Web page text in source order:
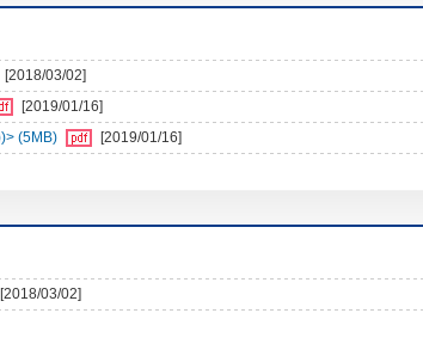
[2018/03/02]
[2019/01/16]
(5MB)
[2019/01/16]
[2018/03/02]